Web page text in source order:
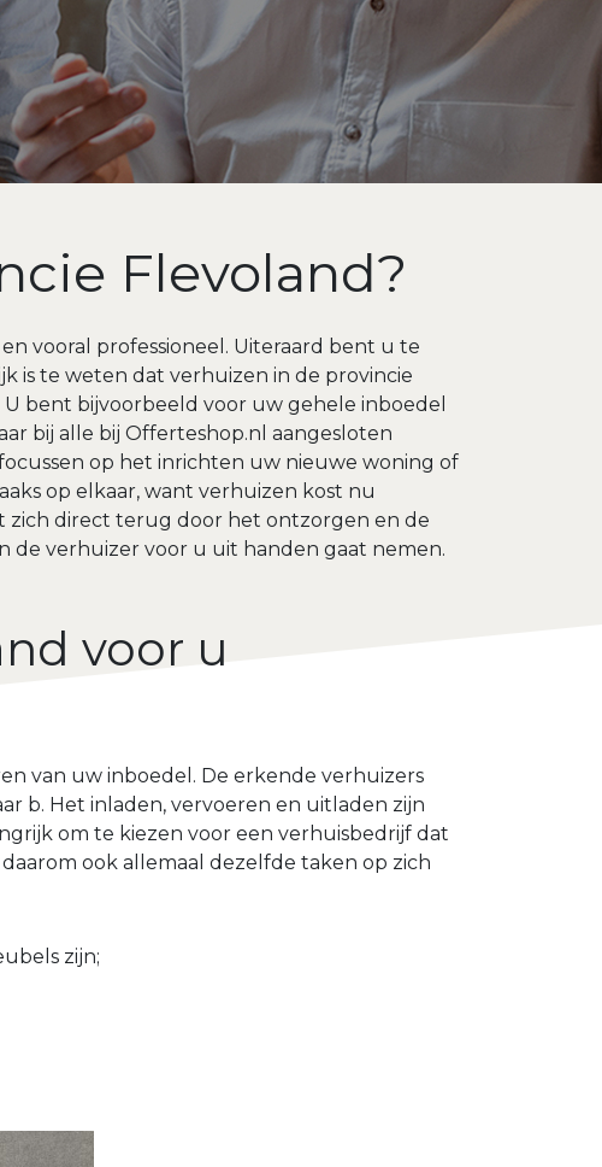
Flevoland?
vooral professioneel. Uiteraard bent u te
is te weten dat verhuizen in de provincie
bent bijvoorbeeld voor uw gehele inboedel
bij alle bij Offerteshop.nl aangesloten
op het inrichten uw nieuwe woning of
op elkaar, want verhuizen kost nu
zich direct terug door het ontzorgen en de
de verhuizer voor u uit handen gaat nemen.
voor u
van uw inboedel. De erkende verhuizers
b. Het inladen, vervoeren en uitladen zijn
om te kiezen voor een verhuisbedrijf dat
ook allemaal dezelfde taken op zich
zijn;